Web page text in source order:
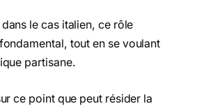
le cas italien, ce rôle
tout en se voulant
partisane.
ce point que peut résider la